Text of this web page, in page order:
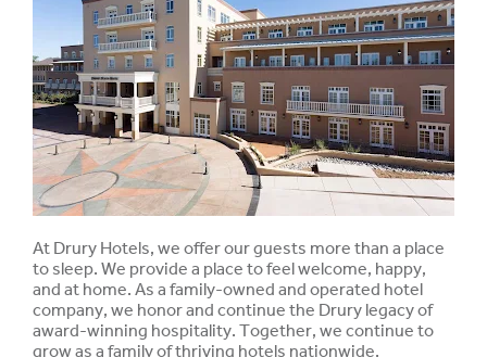
At Drury Hotels, we offer our guests more than a place
to sleep. We provide a place to feel welcome, happy,
and at home. As a family-owned and operated hotel
company, we honor and continue the Drury legacy of
award-winning hospitality. Together, we continue to
grow as a family of thriving hotels nationwide.